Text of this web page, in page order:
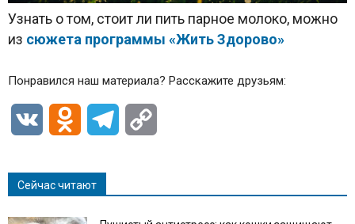
Узнать о том, стоит ли пить парное молоко, можно
из сюжета программы «Жить Здорово»
Понравился наш материала? Расскажите друзьям:
VK Odnoklassniki
Telegram
Сейчас читают